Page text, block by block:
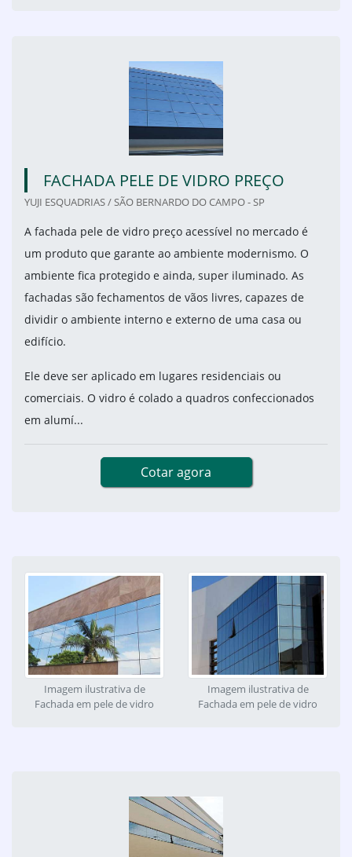
FACHADA PELE DE VIDRO PREÇO
YUJI ESQUADRIAS / SÃO BERNARDO DO CAMPO - SP
A fachada pele de vidro preço acessível no mercado é
um produto que garante ao ambiente modernismo. O
ambiente fica protegido e ainda, super iluminado. As
fachadas são fechamentos de vãos livres, capazes de
dividir o ambiente interno e externo de uma casa ou
edifício.
Ele deve ser aplicado em lugares residenciais ou
comerciais. O vidro é colado a quadros confeccionados
em alumí...
Cotar agora
Imagem ilustrativa de
Fachada em pele de vidro
Imagem ilustrativa de
Fachada em pele de vidro